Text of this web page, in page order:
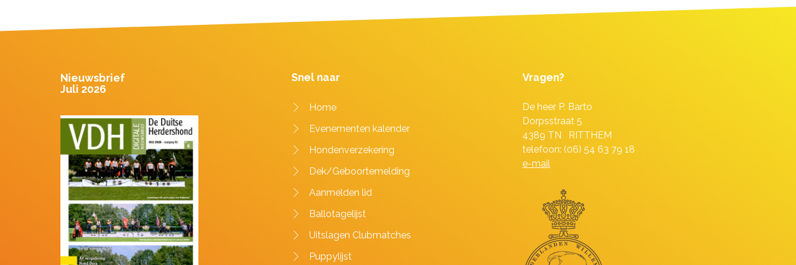
Nieuwsbrief
Juli 2026
Snel naar
Home
Evenementen kalender
Hondenverzekering
Dek/Geboortemelding
Aanmelden lid
Ballotagelijst
Uitslagen Clubmatches
Puppylijst
Vragen?
De heer P. Barto
Dorpsstraat 5
4389 TN RITTHEM
telefoon: (06) 54 63 79 18
e-mail